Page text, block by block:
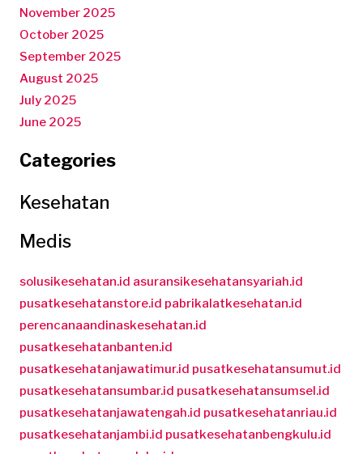
November 2025
October 2025
September 2025
August 2025
July 2025
June 2025
Categories
Kesehatan
Medis
solusikesehatan.id asuransikesehatansyariah.id
pusatkesehatanstore.id pabrikalatkesehatan.id
perencanaandinaskesehatan.id
pusatkesehatanbanten.id
pusatkesehatanjawatimur.id pusatkesehatansumut.id
pusatkesehatansumbar.id pusatkesehatansumsel.id
pusatkesehatanjawatengah.id pusatkesehatanriau.id
pusatkesehatanjambi.id pusatkesehatanbengkulu.id